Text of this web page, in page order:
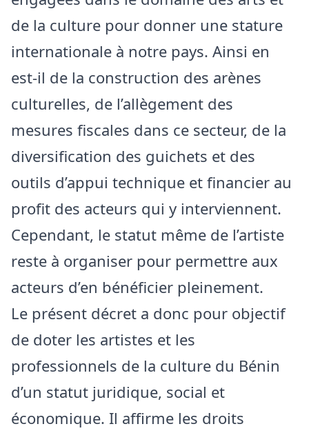
de la culture pour donner une stature
internationale à notre pays. Ainsi en
est-il de la construction des arènes
culturelles, de l’allègement des
mesures fiscales dans ce secteur, de la
diversification des guichets et des
outils d’appui technique et financier au
profit des acteurs qui y interviennent.
Cependant, le statut même de l’artiste
reste à organiser pour permettre aux
acteurs d’en bénéficier pleinement.
Le présent décret a donc pour objectif
de doter les artistes et les
professionnels de la culture du Bénin
d’un statut juridique, social et
économique. Il affirme les droits